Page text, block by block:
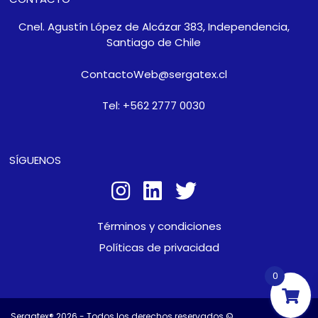
Cnel. Agustín López de Alcázar 383, Independencia,
Santiago de Chile
ContactoWeb@sergatex.cl
Tel: +562 2777 0030
SÍGUENOS
Términos y condiciones
Políticas de privacidad
0